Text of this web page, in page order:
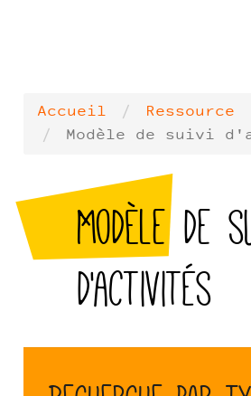
Accueil
Ressource
Modèle de suivi
Modèle de
d'activités